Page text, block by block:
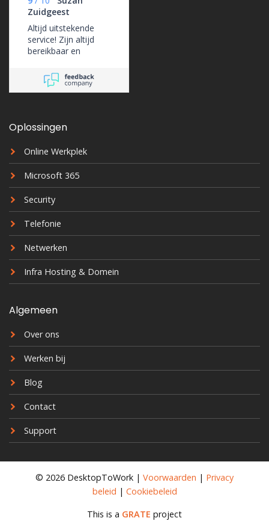
Zuidgeest
Altijd uitstekende
service! Zijn altijd
bereikbaar en
erg goed.
Oplossingen
Online Werkplek
Microsoft 365
Security
Telefonie
Netwerken
Infra Hosting & Domein
Algemeen
Over ons
Werken bij
Blog
Contact
Support
© 2026 DesktopToWork | Voorwaarden | Privacy
beleid | Cookiebeleid
This is a GRATE project